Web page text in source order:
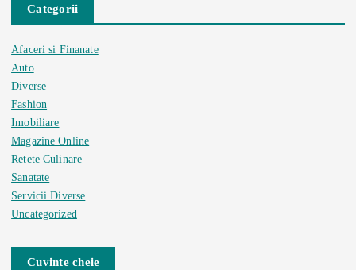
Categorii
Afaceri si Finanate
Auto
Diverse
Fashion
Imobiliare
Magazine Online
Retete Culinare
Sanatate
Servicii Diverse
Uncategorized
Cuvinte cheie